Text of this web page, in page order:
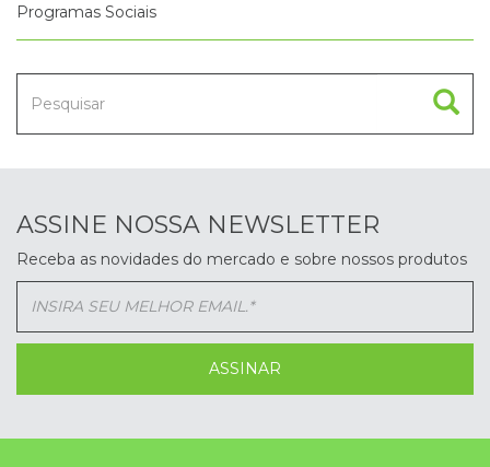
Programas Sociais
ASSINE NOSSA NEWSLETTER
Receba as novidades do mercado e sobre nossos produtos